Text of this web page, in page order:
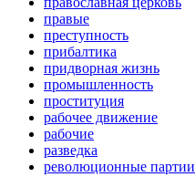
правые
преступность
прибалтика
придворная жизнь
промышленность
проституция
рабочее движение
рабочие
разведка
революционные партии